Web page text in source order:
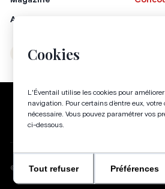
Cookies
L'Éventail utilise les cookies pour
navigation. Pour certains d’entre eux,
nécessaire. Vous pouvez paramétrer vos
ci-dessous.
Tout refuser Préférences
Annonceurs
Instagram
Politique de confidentialité
Gestion des
© 2026-TOUS DROITS RÉSERVÉS